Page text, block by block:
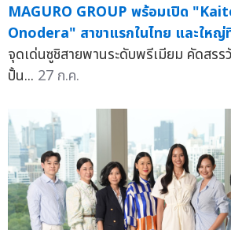
MAGURO GROUP พร้อมเปิด
Onodera" สาขาแรกในไทย และใหญ่
จุดเด่นซูชิสายพานระดับพรีเมียม คัดสร
ปั้น... 27 ก.ค.